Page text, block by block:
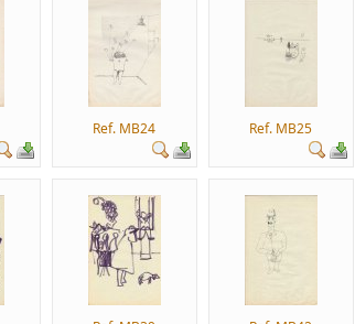
Ref. MB24 Ref. MB25